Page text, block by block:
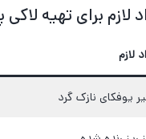
لازم برای تهیه
لازم
یوفکای نازک گرد